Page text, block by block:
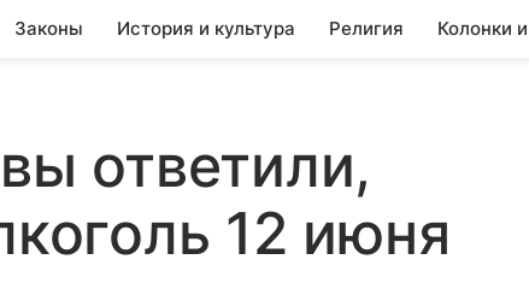
Законы История и культура Религия Колонки
ответили,
12 июня